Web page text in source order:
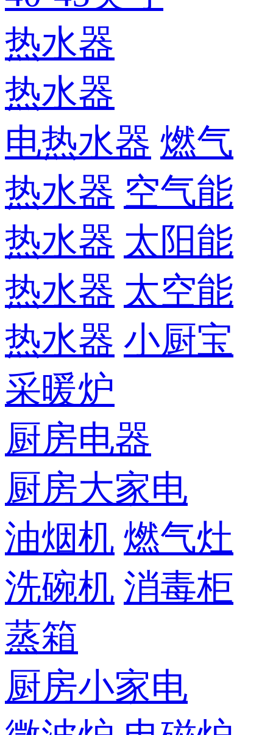
热水器
热水器
电热水器 燃气
热水器 空气能
热水器 太阳能
热水器 太空能
热水器 小厨宝
采暖炉
厨房电器
厨房大家电
油烟机 燃气灶
洗碗机 消毒柜
蒸箱
厨房小家电